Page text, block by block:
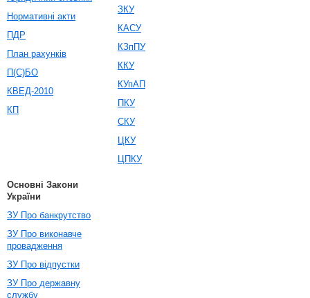
Нормативні акти
ПДР
План рахунків
П(С)БО
КВЕД-2010
КП
ЗКУ
КАСУ
КЗпПУ
ККУ
КУпАП
ПКУ
СКУ
ЦКУ
ЦПКУ
Основні Закони
України
ЗУ Про банкрутство
ЗУ Про виконавче
провадження
ЗУ Про відпустки
ЗУ Про державну
службу